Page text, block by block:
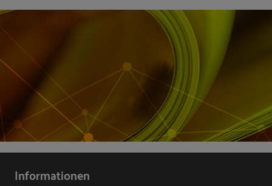
Informationen